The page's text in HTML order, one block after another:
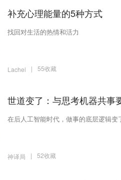
补充心理能量的5种方式
找回对生活的热情和活力
Lachel | 55收藏
世道变了：与思考机器共事
在后人工智能时代，做事的底层逻辑变
神译局 | 52收藏